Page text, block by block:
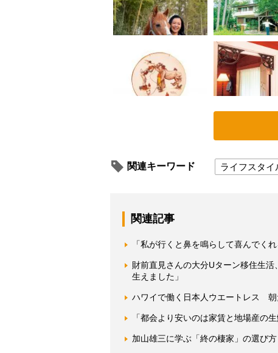
関連キーワード ライフスタイ
関連記事
「私が行くと鼻を鳴らして喜んで
財前直見さんの大分Uターン移住生
生えました」
ハワイで働く日本人ウエートレス 朝
「都会より安いのは家賃と地場産の
加山雄三に学ぶ「終の棲家」の選び